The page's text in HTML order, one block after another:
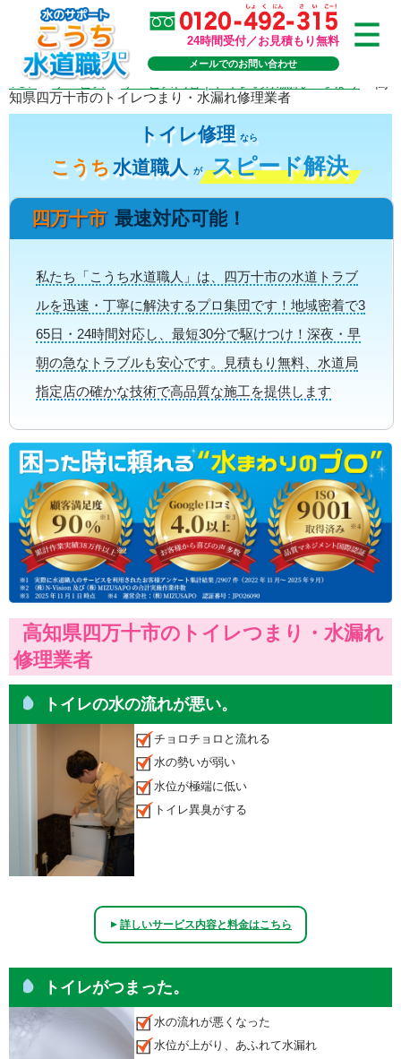
24時間受付／お見積もり無料
メールでのお問い合わせ
TOP>サービス> サービス内容 | トイレの水漏れ・つまり
知県四万十市のトイレつまり・水漏れ修理業者
トイレ修理 なら
こうち水道職人 が スピード解決
四万十市 最速対応可能！
私たち「こうち水道職人」は、四万十市の水道トラブ
ルを迅速・丁寧に解決するプロ集団です！地域密着で3
65日・24時間対応し、最短30分で駆けつけ！深夜・早
朝の急なトラブルも安心です。見積もり無料、水道局
指定店の確かな技術で高品質な施工を提供します
高知県四万十市のトイレつまり・水漏れ
修理業者
トイレの水の流れが悪い。
チョロチョロと流れる
水の勢いが弱い
水位が極端に低い
トイレ異臭がする
▲詳しいサービス内容と料金はこちら
トイレがつまった。
水の流れが悪くなった
水位が上がり、あふれて水漏れ